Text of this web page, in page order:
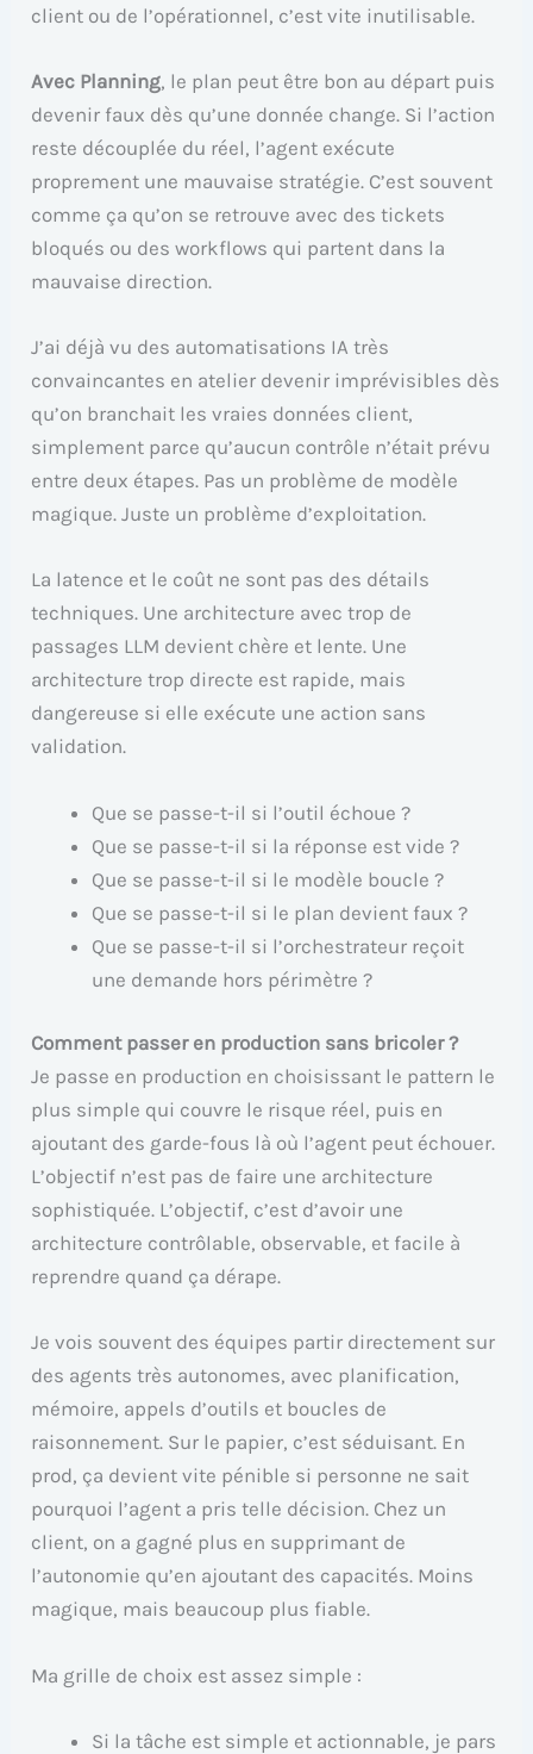
client ou de l’opérationnel, c’est vite inutilisable.
Avec Planning, le plan peut être bon au départ puis
devenir faux dès qu’une donnée change. Si l’action
reste découplée du réel, l’agent exécute
proprement une mauvaise stratégie. C’est souvent
comme ça qu’on se retrouve avec des tickets
bloqués ou des workflows qui partent dans la
mauvaise direction.
J’ai déjà vu des automatisations IA très
convaincantes en atelier devenir imprévisibles dès
qu’on branchait les vraies données client,
simplement parce qu’aucun contrôle n’était prévu
entre deux étapes. Pas un problème de modèle
magique. Juste un problème d’exploitation.
La latence et le coût ne sont pas des détails
techniques. Une architecture avec trop de
passages LLM devient chère et lente. Une
architecture trop directe est rapide, mais
dangereuse si elle exécute une action sans
validation.
Que se passe-t-il si l’outil échoue ?
Que se passe-t-il si la réponse est vide ?
Que se passe-t-il si le modèle boucle ?
Que se passe-t-il si le plan devient faux ?
Que se passe-t-il si l’orchestrateur reçoit
une demande hors périmètre ?
Comment passer en production sans bricoler ?
Je passe en production en choisissant le pattern le
plus simple qui couvre le risque réel, puis en
ajoutant des garde-fous là où l’agent peut échouer.
L’objectif n’est pas de faire une architecture
sophistiquée. L’objectif, c’est d’avoir une
architecture contrôlable, observable, et facile à
reprendre quand ça dérape.
Je vois souvent des équipes partir directement sur
des agents très autonomes, avec planification,
mémoire, appels d’outils et boucles de
raisonnement. Sur le papier, c’est séduisant. En
prod, ça devient vite pénible si personne ne sait
pourquoi l’agent a pris telle décision. Chez un
client, on a gagné plus en supprimant de
l’autonomie qu’en ajoutant des capacités. Moins
magique, mais beaucoup plus fiable.
Ma grille de choix est assez simple :
Si la tâche est simple et actionnable, je pars